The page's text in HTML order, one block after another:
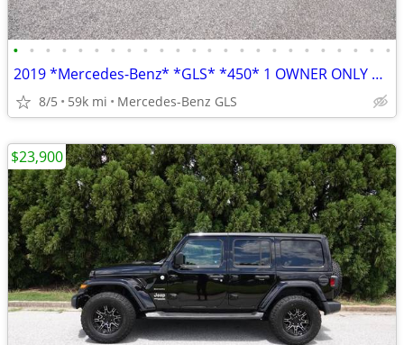
• • • • • • • • • • • • • • • • • • • • • • • •
2019 *Mercedes-Benz* *GLS* *450* 1 OWNER ONLY 58K MILES
8/5 59k mi Mercedes-Benz GLS
$23,900